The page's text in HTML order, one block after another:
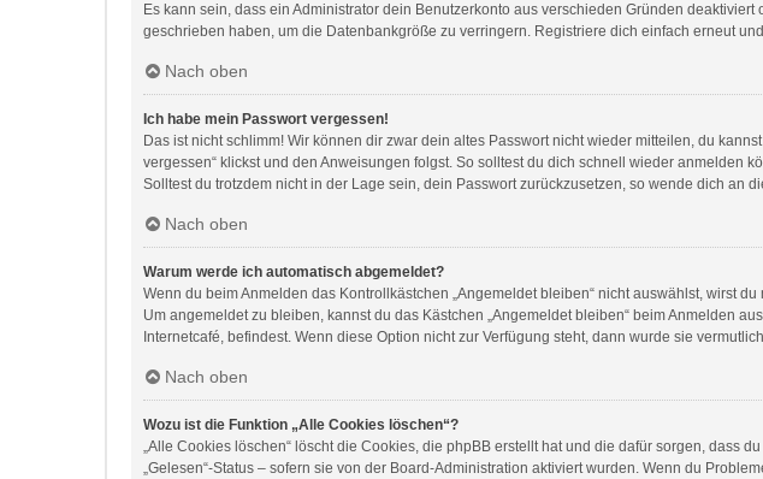
Es kann sein, dass ein Administrator dein Benutzerkonto aus verschieden Gründen
geschrieben haben, um die Datenbankgröße zu verringern. Registriere dich einfach erneut
Nach oben
Ich habe mein Passwort vergessen!
Das ist nicht schlimm! Wir können dir zwar dein altes Passwort nicht wieder mitteilen, du
vergessen“ klickst und den Anweisungen folgst. So solltest du dich schnell wieder anmelden
Solltest du trotzdem nicht in der Lage sein, dein Passwort zurückzusetzen, so wende dich an
Nach oben
Warum werde ich automatisch abgemeldet?
Wenn du beim Anmelden das Kontrollkästchen „Angemeldet bleiben“ nicht auswählst, wirst
Um angemeldet zu bleiben, kannst du das Kästchen „Angemeldet bleiben“ beim Anmelden
Internetcafé, befindest. Wenn diese Option nicht zur Verfügung steht, dann wurde sie
Nach oben
Wozu ist die Funktion „Alle Cookies löschen“?
„Alle Cookies löschen“ löscht die Cookies, die phpBB erstellt hat und die dafür sorgen, dass
„Gelesen“-Status – sofern sie von der Board-Administration aktiviert wurden. Wenn du